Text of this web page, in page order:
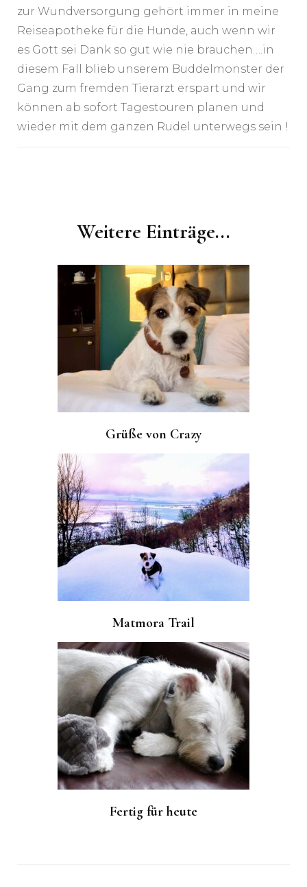
zur Wundversorgung gehört immer in meine
Reiseapotheke für die Hunde, auch wenn wir
es Gott sei Dank so gut wie nie brauchen….in
diesem Fall blieb unserem Buddelmonster der
Gang zum fremden Tierarzt erspart und wir
können ab sofort Tagestouren planen und
wieder mit dem ganzen Rudel unterwegs sein !
Weitere Einträge...
Grüße von Crazy
Matmora Trail
Fertig für heute